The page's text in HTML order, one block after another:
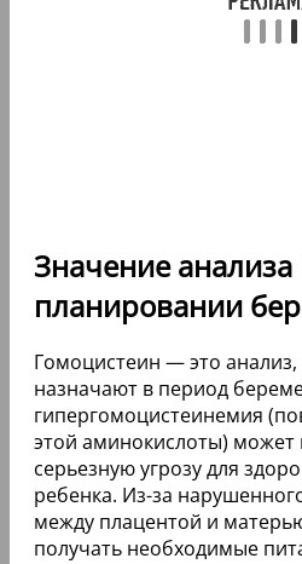
Значение
планировании
Гомоцистеин — это
назначают в период
гипергомоцистеинемия
этой аминокислоты) может
серьезную угрозу для
ребенка. Из-за
между плацентой и
получать необходимые